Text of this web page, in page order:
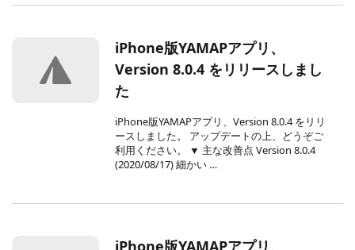
iPhone版YAMAPアプリ、
Version 8.0.4 をリリースしまし
た
iPhone版YAMAPアプリ、Version 8.0.4 をリリ
ースしました。 アップデートの上、どうぞご
利用ください。 ▼ 主な改善点 Version 8.0.4
(2020/08/17) 細かい …
iPhone版YAMAPアプリ、